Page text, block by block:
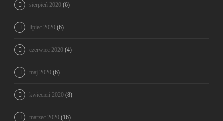
sierpień 2020 (6)
lipiec 2020 (6)
czerwiec 2020 (4)
maj 2020 (6)
kwiecień 2020 (8)
marzec 2020 (16)